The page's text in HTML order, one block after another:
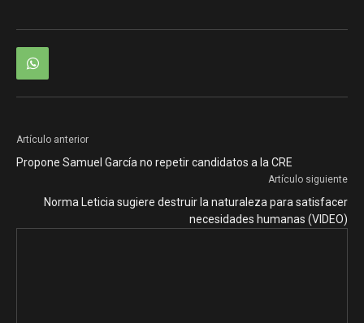
Artículo anterior
Propone Samuel García no repetir candidatos a la CRE
Artículo siguiente
Norma Leticia sugiere destruir la naturaleza para satisfacer
necesidades humanas (VIDEO)